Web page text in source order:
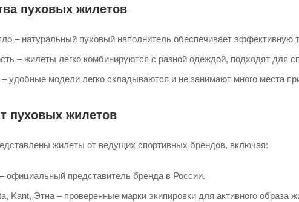
пуховых жилетов
– натуральный пуховый наполнитель обеспечивает
– жилеты легко комбинируются с разной одеждой, подходят для
– удобные модели легко складываются и не занимают много места
пуховых жилетов
жилеты от ведущих спортивных брендов, включая:
официальный представитель бренда в России.
Kant, Этна – проверенные марки экипировки для активного образа